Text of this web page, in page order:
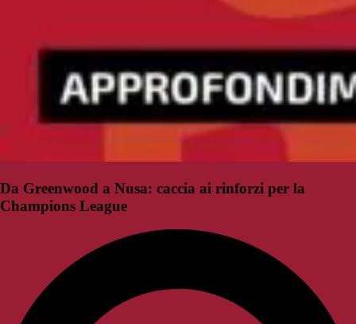
Da Greenwood a Nusa: caccia ai rinforzi per la
Champions League